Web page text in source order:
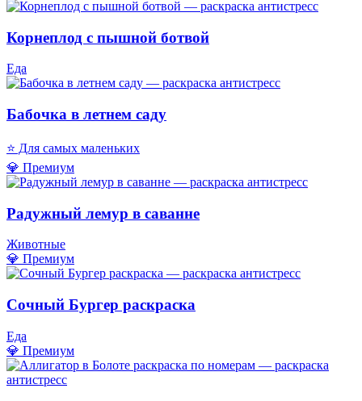
Корнеплод с пышной ботвой
Еда
Бабочка в летнем саду
⭐ Для самых маленьких
💎 Премиум
Радужный лемур в саванне
Животные
💎 Премиум
Сочный Бургер раскраска
Еда
💎 Премиум